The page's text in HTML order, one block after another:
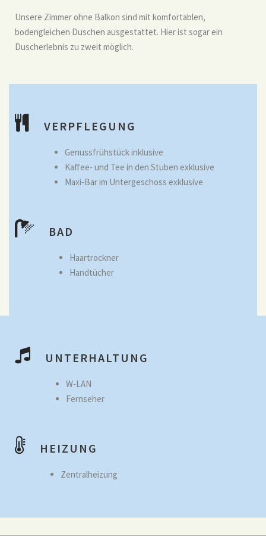
Unsere Zimmer ohne Balkon sind mit komfortablen,
bodengleichen Duschen ausgestattet. Hier ist sogar ein
Duscherlebnis zu zweit möglich.
VERPFLEGUNG
Genussfrühstück inklusive
Kaffee- und Tee in den Stuben exklusive
Maxi-Bar im Untergeschoss exklusive
BAD
Haartrockner
Handtücher
UNTERHALTUNG
W-LAN
Fernseher
HEIZUNG
Zentralheizung